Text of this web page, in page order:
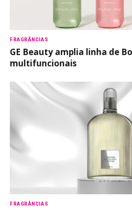
FRAGRÂNCIAS
GE Beauty amplia linha de
multifuncionais
FRAGRÂNCIAS